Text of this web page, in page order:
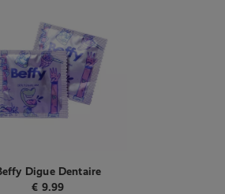
Digue Dentaire
€ 9.99